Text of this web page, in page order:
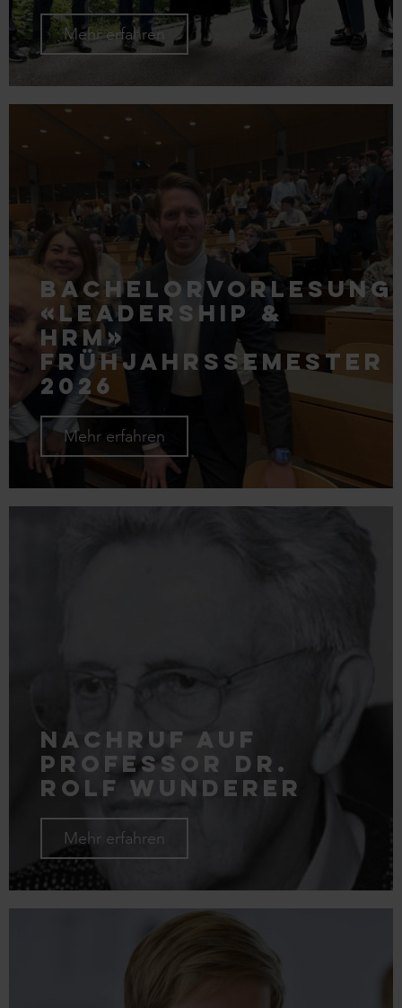
Mehr erfahren
Bachelorvorlesung
«Leadership &
HRM»
Frühjahrssemester
2026
Mehr erfahren
Nachruf auf
Professor Dr.
Rolf Wunderer
Mehr erfahren